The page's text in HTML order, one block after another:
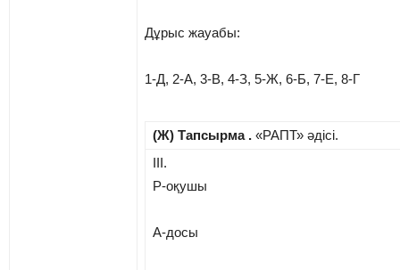
Дұрыс жауабы:
1-Д, 2-А, 3-В, 4-З, 5-Ж, 6-Б, 7-Е, 8-Г
(Ж) Тапсырма . «РАПТ» әдісі.
ІІІ.
Р-оқушы
А-досы